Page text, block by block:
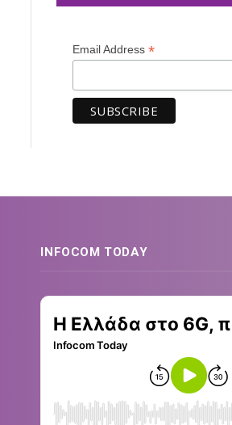
Email Address *
INFOCOM TODAY